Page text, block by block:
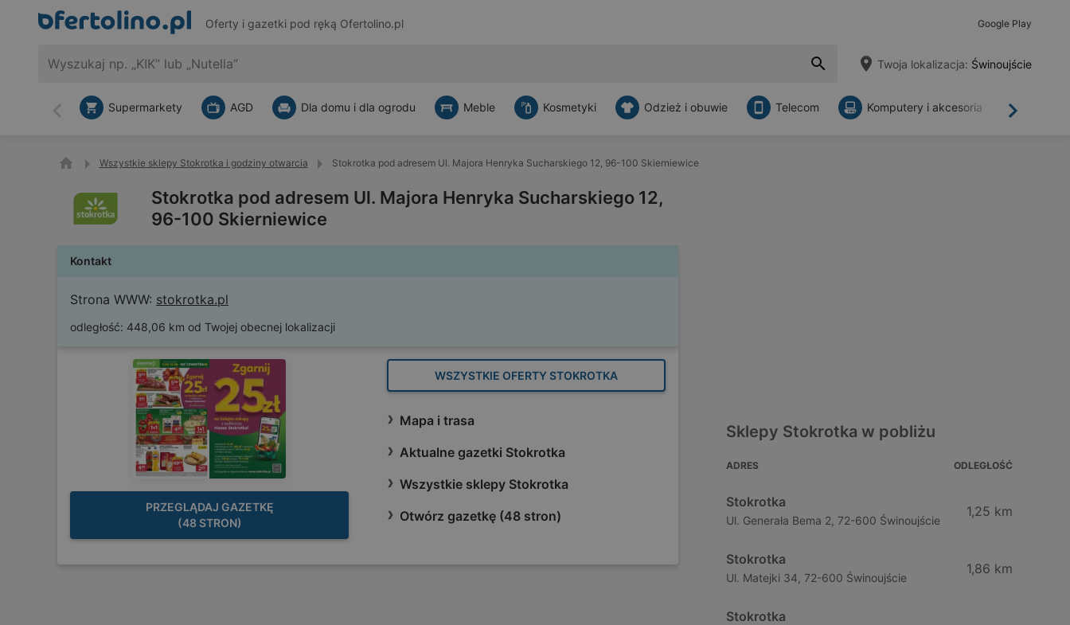
Oferty i gazetki pod ręką Ofertolino.pl Google Play
Twoja lokalizacja: Świnoujście
Wstecz Dalej
Supermarkety AGD Dla domu i dla ogrodu Meble Kosmetyki Odzież i obuwie Telecom Komputery i akcesoria
Wszystkie sklepy Stokrotka i godziny otwarcia Stokrotka pod adresem Ul. Majora Henryka Sucharskiego 12, 96-100 Skierniewice
Stokrotka pod adresem Ul. Majora Henryka Sucharskiego 12,
96-100 Skierniewice
Kontakt
Strona WWW: stokrotka.pl
odległość: 448,06 km od Twojej obecnej lokalizacji
PRZEGLĄDAJ GAZETKĘ
(48 STRON)
WSZYSTKIE OFERTY STOKROTKA
Mapa i trasa
Aktualne gazetki Stokrotka
Wszystkie sklepy Stokrotka
Otwórz gazetkę (48 stron)
Sklepy Stokrotka w pobliżu
ADRES ODLEGŁOŚĆ
Stokrotka
Ul. Generała Bema 2, 72-600 Świnoujście
1,25 km
Stokrotka
Ul. Matejki 34, 72-600 Świnoujście
1,86 km
Stokrotka